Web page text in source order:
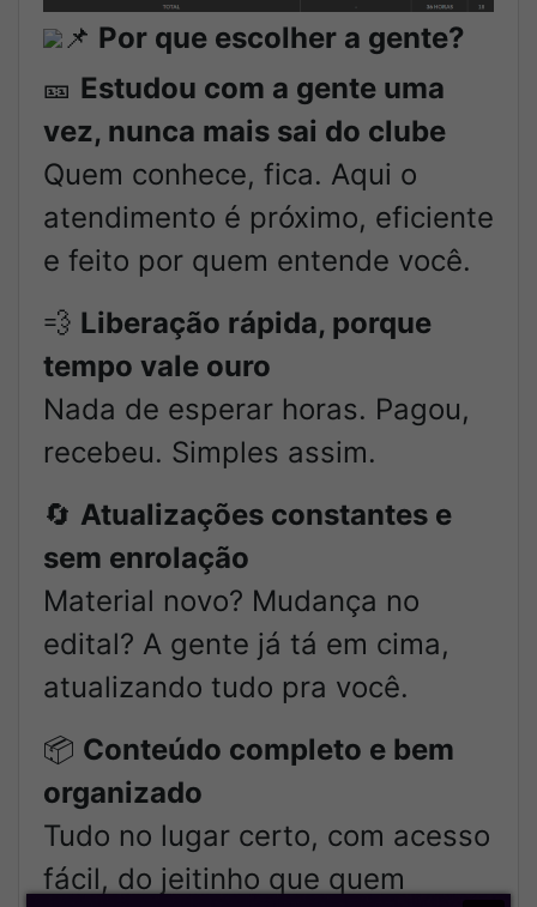
📌 Por que escolher a gente?
🎫 Estudou com a gente uma
vez, nunca mais sai do clube
Quem conhece, fica. Aqui o
atendimento é próximo, eficiente
e feito por quem entende você.
💨 Liberação rápida, porque
tempo vale ouro
Nada de esperar horas. Pagou,
recebeu. Simples assim.
🔄 Atualizações constantes e
sem enrolação
Material novo? Mudança no
edital? A gente já tá em cima,
atualizando tudo pra você.
📦 Conteúdo completo e bem
organizado
Tudo no lugar certo, com acesso
fácil, do jeitinho que quem